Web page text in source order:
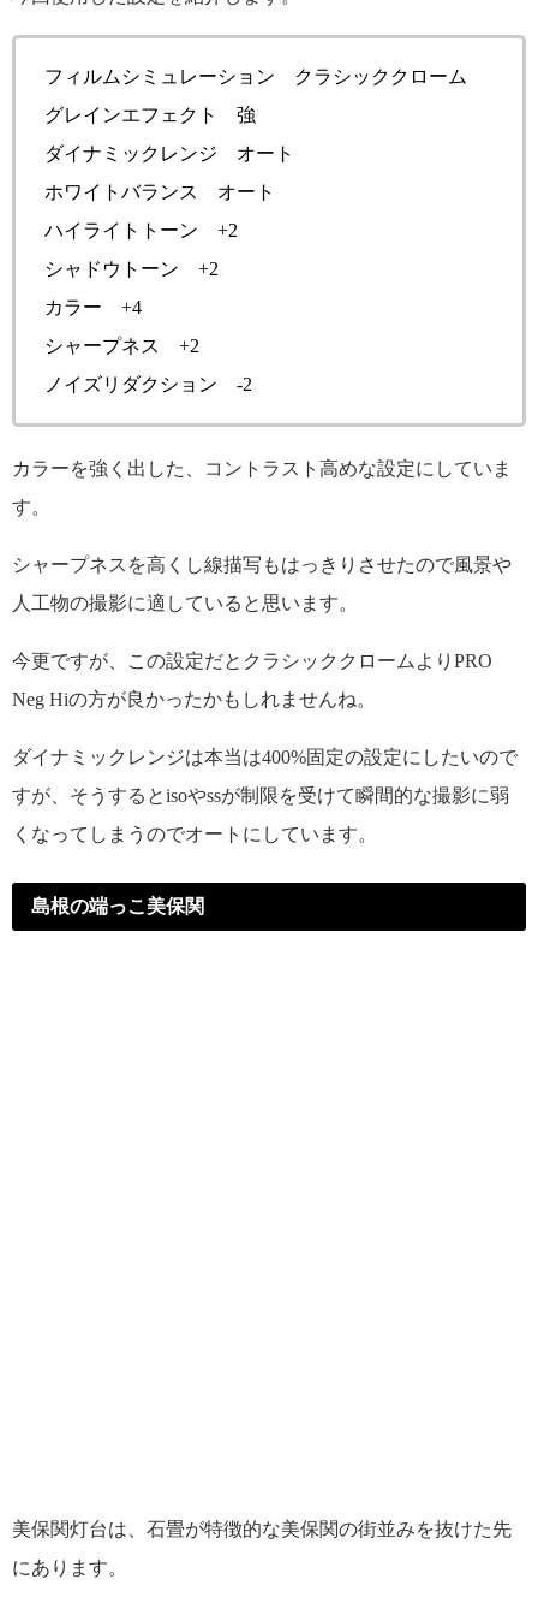
フィルムシミュレーション クラシッククローム
グレインエフェクト 強
ダイナミックレンジ オート
ホワイトバランス オート
ハイライトトーン +2
シャドウトーン +2
カラー +4
シャープネス +2
ノイズリダクション -2
カラーを強く出した、コントラスト高めな設定にしていま
す。
シャープネスを高くし線描写もはっきりさせたので風景や
人工物の撮影に適していると思います。
今更ですが、この設定だとクラシッククロームよりPRO
Neg Hiの方が良かったかもしれませんね。
ダイナミックレンジは本当は400%固定の設定にしたいので
すが、そうするとisoやssが制限を受けて瞬間的な撮影に弱
くなってしまうのでオートにしています。
島根の端っこ美保関
美保関灯台は、石畳が特徴的な美保関の街並みを抜けた先
にあります。